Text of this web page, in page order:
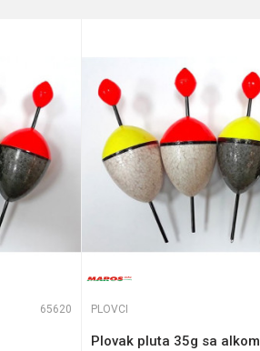
65620 PLOVCI
Plovak pluta 35g sa alkom